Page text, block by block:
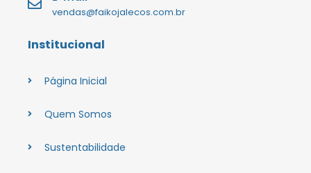
vendas@faikojalecos.com.br
Institucional
Página Inicial
Quem Somos
Sustentabilidade